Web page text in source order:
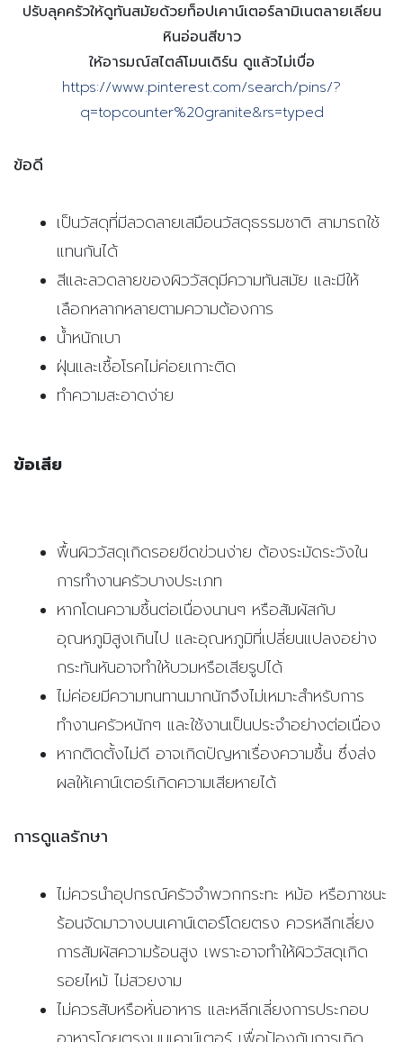
ปรับลุคครัวให้ดูทันสมัยด้วยท็อปเคาน์เตอร์ลามิเนตลายเลียน
หินอ่อนสีขาว
ให้อารมณ์สไตล์โมนเดิร์น ดูแล้วไม่เบื่อ
https://www.pinterest.com/search/pins/?
q=topcounter%20granite&rs=typed
ข้อดี
เป็นวัสดุที่มีลวดลายเสมือนวัสดุธรรมชาติ สามารถใช้
แทนกันได้
สีและลวดลายของผิววัสดุมีความทันสมัย และมีให้
เลือกหลากหลายตามความต้องการ
น้ำหนักเบา
ฝุ่นและเชื้อโรคไม่ค่อยเกาะติด
ทำความสะอาดง่าย
ข้อเสีย
พื้นผิววัสดุเกิดรอยขีดข่วนง่าย ต้องระมัดระวังใน
การทำงานครัวบางประเภท
หากโดนความชื้นต่อเนื่องนานๆ หรือสัมผัสกับ
อุณหภูมิสูงเกินไป และอุณหภูมิที่เปลี่ยนแปลงอย่าง
กระทันหันอาจทำให้บวมหรือเสียรูปได้
ไม่ค่อยมีความทนทานมากนักจึงไม่เหมาะสำหรับการ
ทำงานครัวหนักๆ และใช้งานเป็นประจำอย่างต่อเนื่อง
หากติดตั้งไม่ดี อาจเกิดปัญหาเรื่องความชื้น ซึ่งส่ง
ผลให้เคาน์เตอร์เกิดความเสียหายได้
การดูแลรักษา
ไม่ควรนำอุปกรณ์ครัวจำพวกกระทะ หม้อ หรือภาชนะ
ร้อนจัดมาวางบนเคาน์เตอร์โดยตรง ควรหลีกเลี่ยง
การสัมผัสความร้อนสูง เพราะอาจทำให้ผิววัสดุเกิด
รอยไหม้ ไม่สวยงาม
ไม่ควรสับหรือหั่นอาหาร และหลีกเลี่ยงการประกอบ